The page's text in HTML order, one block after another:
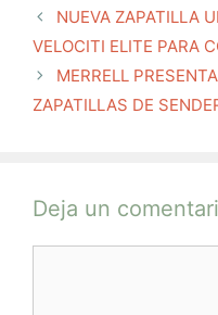
NUEVA ZAPATILLA
VELOCITI ELITE PARA
MERRELL
ZAPATILLAS DE
Deja un